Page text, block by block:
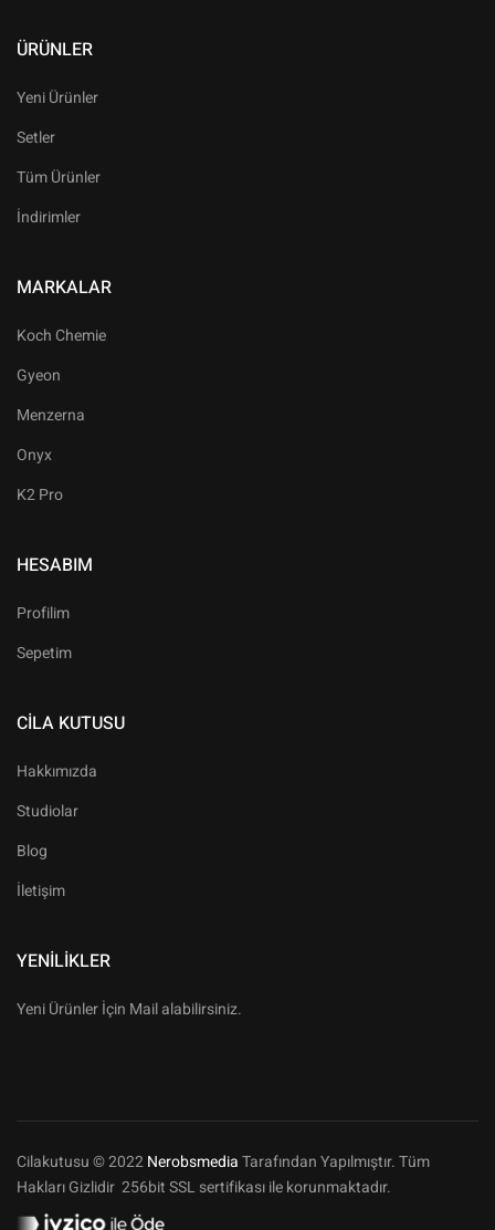
ÜRÜNLER
Yeni Ürünler
Setler
Tüm Ürünler
İndirimler
MARKALAR
Koch Chemie
Gyeon
Menzerna
Onyx
K2 Pro
HESABIM
Profilim
Sepetim
CILA KUTUSU
Hakkımızda
Studiolar
Blog
İletişim
YENILIKLER
Yeni Ürünler İçin Mail alabilirsiniz.
Cilakutusu © 2022NerobsmediaTarafından Yapılmıştır. Tüm
Hakları Gizlidir 256bit SSL sertifikası ile korunmaktadır.